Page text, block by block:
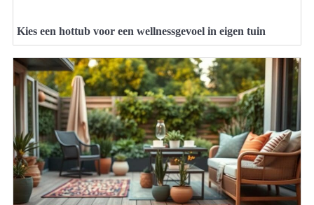
Kies een hottub voor een wellnessgevoel in eigen tuin